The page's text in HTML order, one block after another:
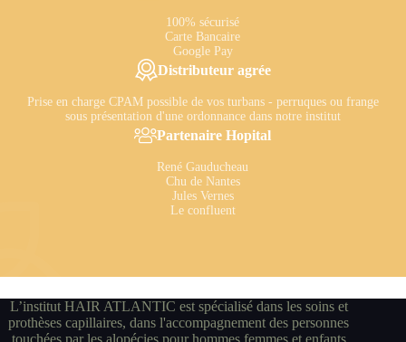
100% sécurisé
Carte Bancaire
Google Pay
Distributeur agrée
Prise en charge CPAM possible de vos turbans - perruques ou frange
sous présentation d'une ordonnance dans notre institut
Partenaire Hopital
René Gauducheau
Chu de Nantes
Jules Vernes
Le confluent
L’institut HAIR ATLANTIC est spécialisé dans les soins et
prothèses capillaires, dans l'accompagnement des personnes
touchées par les alopécies pour hommes femmes et enfants